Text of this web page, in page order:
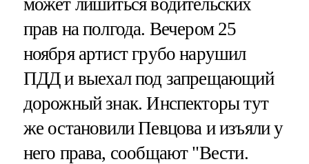
прав на полгода. Вечером 25
ноября артист грубо нарушил
ПДД и выехал под запрещающий
дорожный знак. Инспекторы тут
же остановили Певцова и изъяли у
него права, сообщают "Вести.